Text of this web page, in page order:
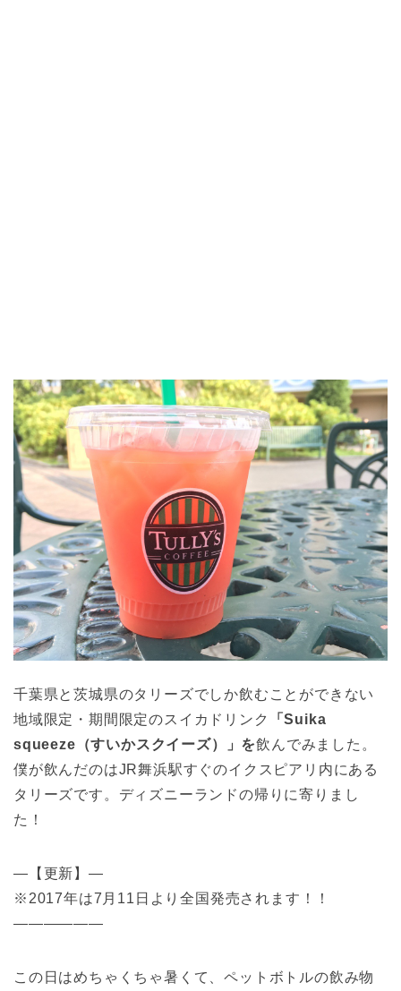
千葉県と茨城県のタリーズでしか飲むことができない
地域限定・期間限定のスイカドリンク
「Suika
squeeze（すいかスクイーズ）」を飲んでみました。
僕が飲んだのはJR舞浜駅すぐのイクスピアリ内にある
タリーズです。ディズニーランドの帰りに寄りまし
た！
—【更新】—
※2017年は7月11日より全国発売されます！！
——————
この日はめちゃくちゃ暑くて、ペットボトルの飲み物